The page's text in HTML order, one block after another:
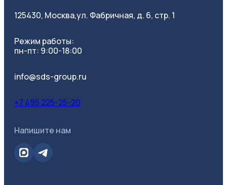
125430, Москва,ул. Фабричная, д. 6, стр. 1
Режим работы:
пн-пт: 9:00-18:00
info@sds-group.ru
+7 495 225-25-20
Напишите нам